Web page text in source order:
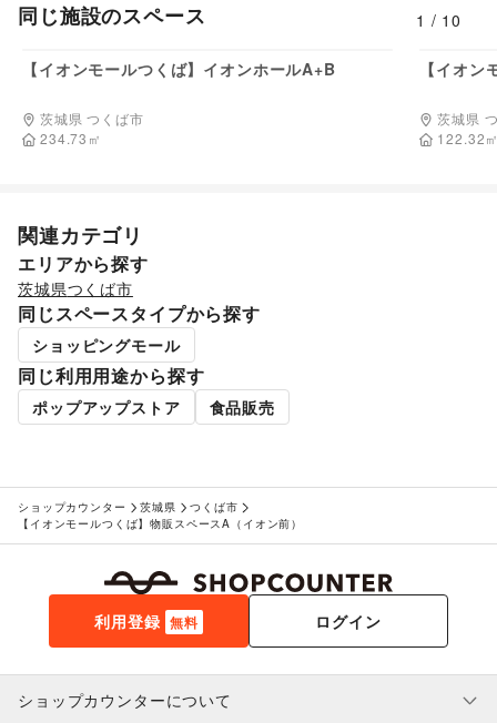
同じ施設のスペース 1 / 10
【イオンモールつくば】イオンホールA+B
茨城県 つくば市
234.73 ㎡
【イオ
茨城県
122.32
関連カテゴリ
エリアから探す
茨城県つくば市
同じスペースタイプから探す
ショッピングモール
同じ利用用途から探す
ポップアップストア 食品販売
ショップカウンター 茨城県
つくば市
【イオンモールつくば】物販スペースA（イオン前）
利用登録 無料 ログイン
ショップカウンターについて